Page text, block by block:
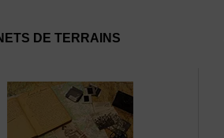
DE TERRAINS